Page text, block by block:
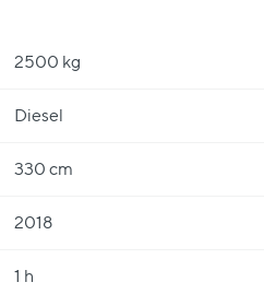
2500 kg
Diesel
330 cm
2018
1 h